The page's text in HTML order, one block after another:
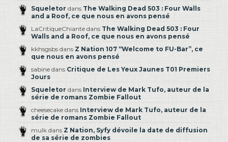
Squeletor dans The Walking Dead 503 : Four Walls
and a Roof, ce que nous en avons pensé
LaCritiqueChiante dans The Walking Dead 503 : Four
Walls and a Roof, ce que nous en avons pensé
kkhsgsbs dans Z Nation 107 “Welcome to FU-Bar”, ce
que nous en avons pensé
sabine dans Critique de Les Yeux Jaunes T01 Premiers
Jours
Squeletor dans Interview de Mark Tufo, auteur de la
série de romans Zombie Fallout
cheesecake dans Interview de Mark Tufo, auteur de la
série de romans Zombie Fallout
mulk dans Z Nation, Syfy dévoile la date de diffusion
de sa série de zombies